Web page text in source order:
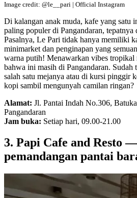
Image credit: @le__pari | Official Instagram
Di kalangan anak muda, kafe yang satu
paling populer di Pangandaran, tepatnya
Pasalnya, Le Pari tidak hanya memiliki
minimarket dan penginapan yang
warna putih! Menawarkan vibes tropikal
bahwa ini masih di Pangandaran. Sudah
salah satu mejanya atau di kursi pinggir
kopi sambil mengunyah camilan ringan?
Alamat: Jl. Pantai Indah No.306,
Pangandaran
Jam buka: Setiap hari, 09.00-21.00
3. Papi Cafe and Resto
pemandangan pantai